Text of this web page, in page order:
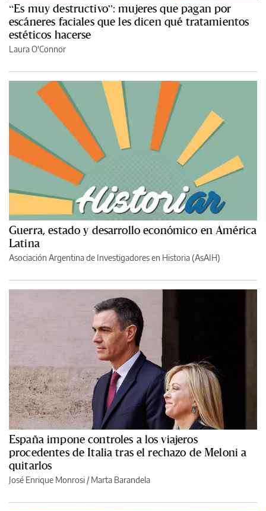
“Es muy destructivo”: mujeres que pagan por
escáneres faciales que les dicen qué tratamientos
estéticos hacerse
Laura O'Connor
Guerra, estado y desarrollo económico en América
Latina
Asociación Argentina de Investigadores en Historia (AsAIH)
España impone controles a los viajeros
procedentes de Italia tras el rechazo de Meloni a
quitarlos
José Enrique Monrosi / Marta Barandela